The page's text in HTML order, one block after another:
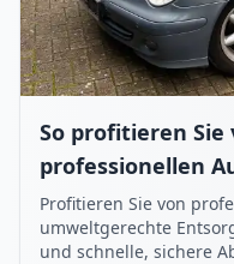
So profitieren Sie
professionellen
Profitieren Sie von
umweltgerechte
und schnelle, sichere